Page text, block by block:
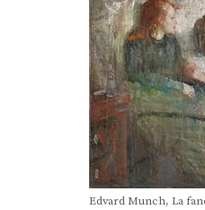
Edvard Munch, La